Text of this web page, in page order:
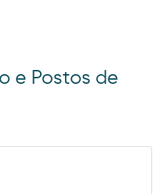
e Postos de